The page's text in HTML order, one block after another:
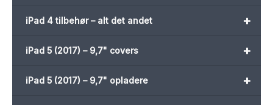
+
iPad 4 tilbehør – alt det andet
+
iPad 5 (2017) – 9,7" covers
+
iPad 5 (2017) – 9,7" opladere